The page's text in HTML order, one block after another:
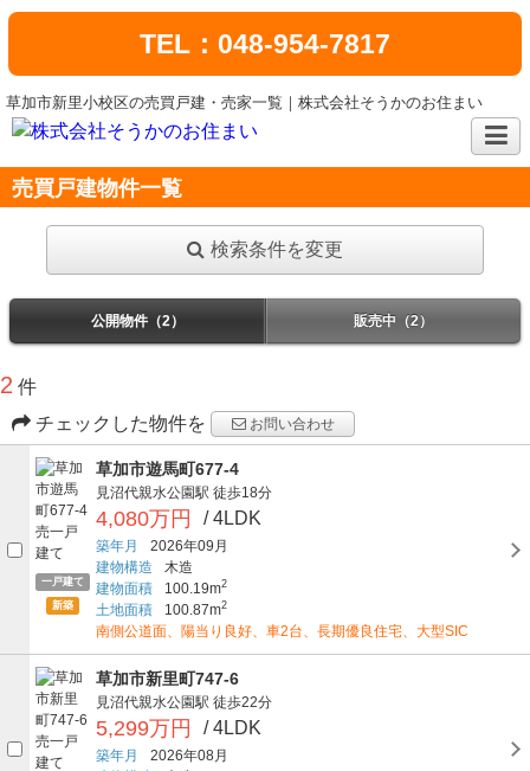
TEL：048-954-7817
草加市新里小校区の売買戸建・売家一覧｜株式会社そうかのお住まい
売買戸建物件一覧
検索条件を変更
公開物件（2） 販売中（2）
2 件
チェックした物件を
お問い合わせ
一戸建て
新築
草加市遊馬町677-4
見沼代親水公園駅 徒歩18分
4,080万円 / 4LDK
築年月
2026年09月
建物構造
木造
建物面積
100.19m2
土地面積 100.87m2
南側公道面、陽当り良好、車2台、長期優良住宅、大型SIC
草加市新里町747-6
見沼代親水公園駅 徒歩22分
5,299万円 / 4LDK
築年月
2026年08月